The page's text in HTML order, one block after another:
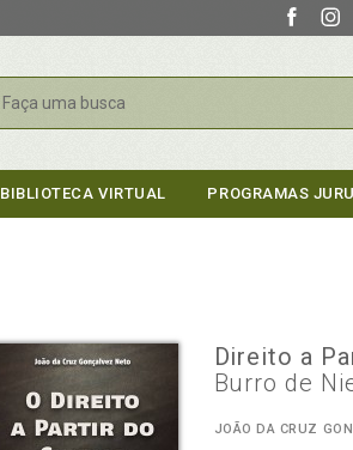
Buscar
BIBLIOTECA VIRTUAL PROGRAMAS
Direito a
Burro de
JOÃO DA CRUZ